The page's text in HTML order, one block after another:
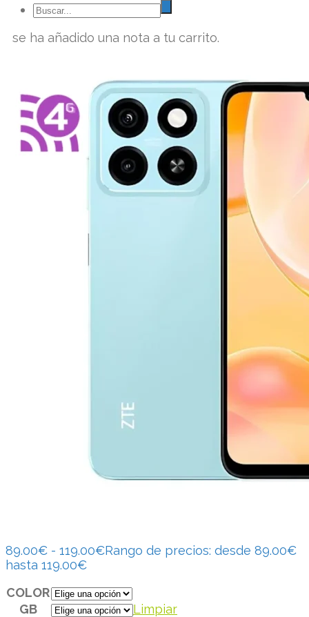
se ha añadido una nota a tu carrito.
89.00€ - 119.00€Rango de precios: desde 89.00€
hasta 119.00€
COLOR
GB
Limpiar